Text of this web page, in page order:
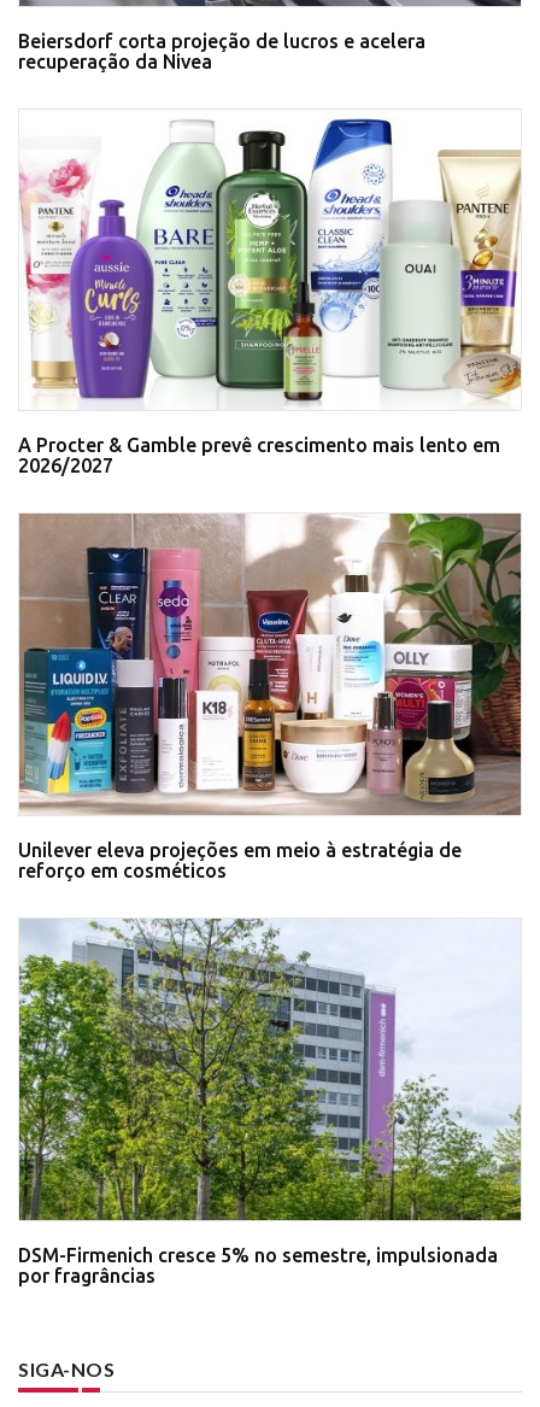
Beiersdorf corta projeção de lucros e acelera
recuperação da Nivea
A Procter & Gamble prevê crescimento mais lento em
2026/2027
Unilever eleva projeções em meio à estratégia de
reforço em cosméticos
DSM-Firmenich cresce 5% no semestre, impulsionada
por fragrâncias
SIGA-NOS